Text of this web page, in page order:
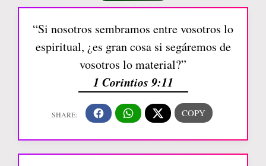
“Si nosotros sembramos entre vosotros lo
espiritual, ¿es gran cosa si segáremos de
vosotros lo material?”
1 Corintios 9:11